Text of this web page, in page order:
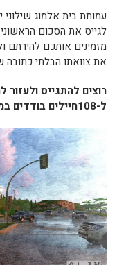
עמותת בית אלמוג
לגייס את הסכום
מזמינים אותכם להירתם
את צוואתו הבלתי כתובה
רוצים להתגייס
ל-108חיילים בודדים במודיעין, היכנסו: